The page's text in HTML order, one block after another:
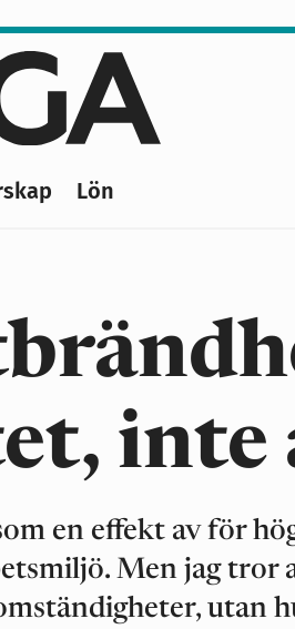
Lön
inte
en effekt av för
Men jag tror
utan